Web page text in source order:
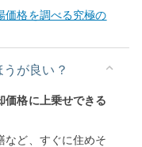
価格を調べる究極の
が良い？
価格に上乗せできる
など、すぐに住めそ